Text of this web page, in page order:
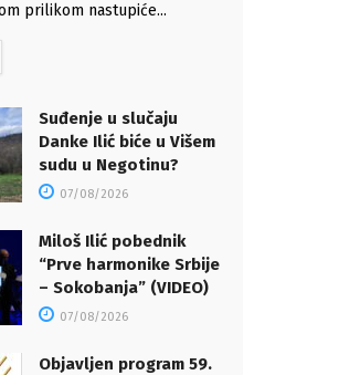
prilikom nastupiće...
Suđenje u slučaju
Danke Ilić biće u Višem
sudu u Negotinu?
07/08/2026
Miloš Ilić pobednik
“Prve harmonike Srbije
– Sokobanja” (VIDEO)
07/08/2026
Objavljen program 59.